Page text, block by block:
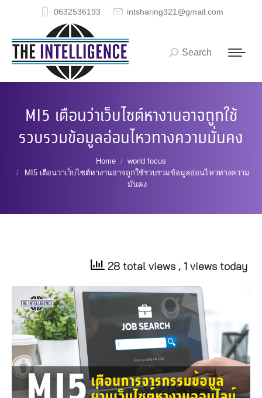
0632536193 intsharing321@gmail.com
Search:
Search
MI5 เตือนว่าเว็บไซต์หางานอาจถูกใช้
รวบรวมข้อมูลอ่อนไหวทางความมั่นคง
Home
world focus
MI5 เตือนว่าเว็บไซต์หางานอาจถูกใช้รวบรวมข้อมูลอ่อนไหวทางความ
มั่นคง
28 total views , 1 views today